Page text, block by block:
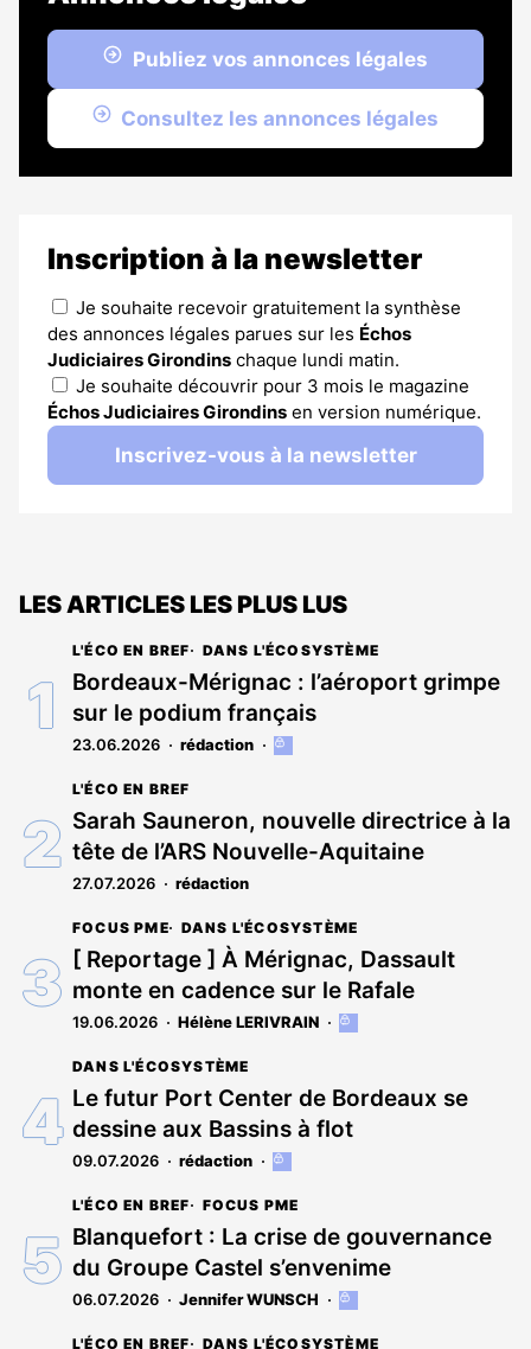
Publiez vos annonces légales
Consultez les annonces légales
Inscription à la newsletter
Je souhaite recevoir gratuitement la synthèse
des annonces légales parues sur les Échos
Judiciaires Girondins chaque lundi matin.
Je souhaite découvrir pour 3 mois le magazine
Échos Judiciaires Girondins en version numérique.
Inscrivez-vous à la newsletter
LES ARTICLES LES PLUS LUS
L'ÉCO EN BREF DANS L'ÉCOSYSTÈME
Bordeaux-Mérignac : l’aéroport grimpe
sur le podium français
23.06.2026 rédaction
Cet
réservé
aux
abonnés
L'ÉCO EN BREF
Sarah Sauneron, nouvelle directrice à la
tête de l’ARS Nouvelle-Aquitaine
27.07.2026 rédaction
FOCUS PME DANS L'ÉCOSYSTÈME
[ Reportage ] À Mérignac, Dassault
monte en cadence sur le Rafale
19.06.2026 Hélène LERIVRAIN
Cet
réservé
aux
abonnés
DANS L'ÉCOSYSTÈME
Le futur Port Center de Bordeaux se
dessine aux Bassins à flot
09.07.2026 rédaction
Cet
est
réservé
aux
abonnés
L'ÉCO EN BREF FOCUS PME
Blanquefort : La crise de gouvernance
du Groupe Castel s’envenime
06.07.2026 Jennifer WUNSCH
Cet
L'ÉCO EN BREF DANS L'ÉCOSYSTÈME